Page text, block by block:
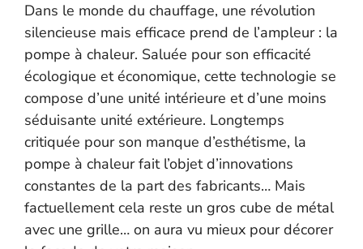
Dans le monde du chauffage, une révolution
silencieuse mais efficace prend de l’ampleur : la
pompe à chaleur. Saluée pour son efficacité
écologique et économique, cette technologie se
compose d’une unité intérieure et d’une moins
séduisante unité extérieure. Longtemps
critiquée pour son manque d’esthétisme, la
pompe à chaleur fait l’objet d’innovations
constantes de la part des fabricants… Mais
factuellement cela reste un gros cube de métal
avec une grille… on aura vu mieux pour décorer